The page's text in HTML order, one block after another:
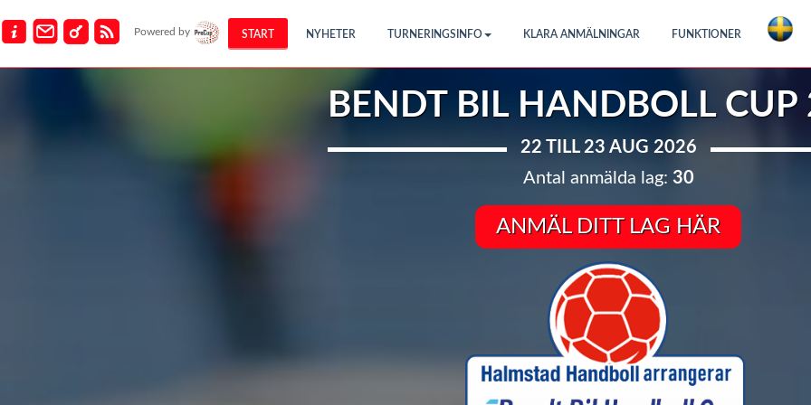
Powered by START NYHETER TURNERINGSINFO KLARA ANMÄLNINGAR FUNKTIONER
BENDT BIL HANDBOLL CUP
22 TILL 23 AUG 2026
Antal anmälda lag: 30
ANMÄL DITT LAG HÄR